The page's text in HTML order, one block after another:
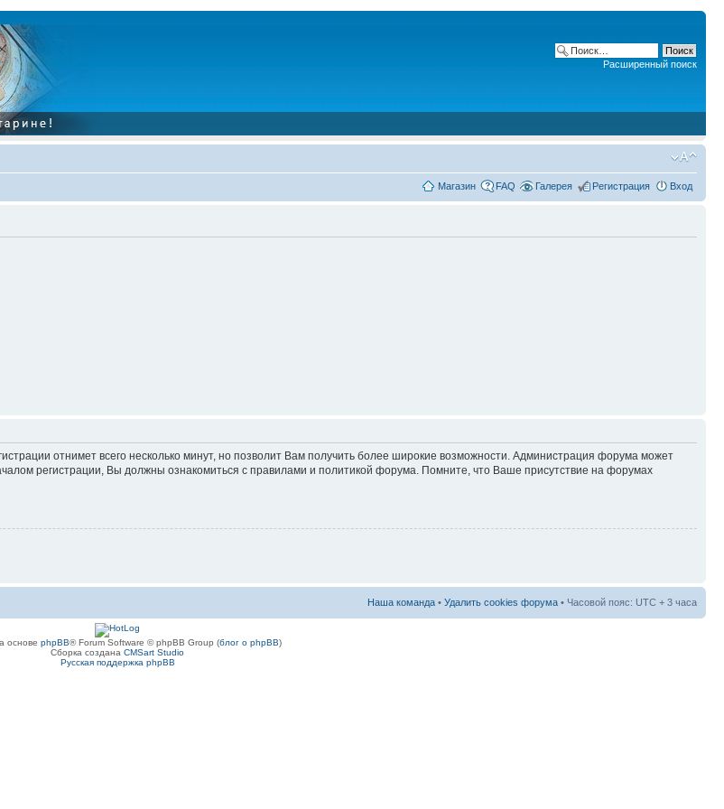
Расширенный поиск
Магазин FAQ Галерея Регистрация Вход
отнимет всего несколько минут, но позволит Вам получить более широкие возможности. Администрация форума может
регистрации, Вы должны ознакомиться с правилами и политикой форума. Помните, что Ваше присутствие на форумах
Наша команда • Удалить cookies форума • Часовой пояс: UTC + 3 часа
основе phpBB® Forum Software © phpBB Group (блог о phpBB)
Сборка создана CMSart Studio
Русская поддержка phpBB